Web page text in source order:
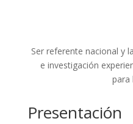
Ser referente nacional y
e investigación
para
Presentación